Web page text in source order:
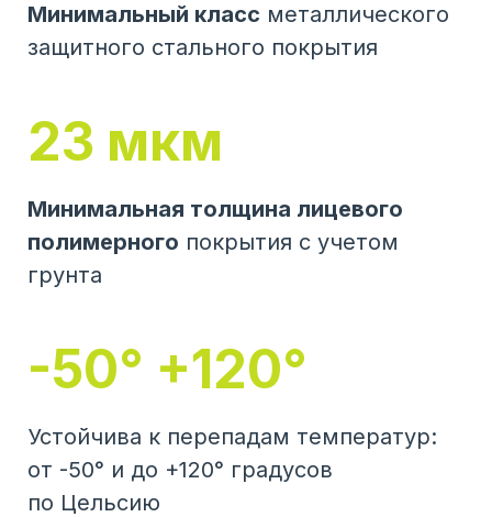
Минимальный класс металлического
защитного стального покрытия
23 мкм
Минимальная толщина лицевого
полимерного покрытия с учетом
грунта
-50° +120°
Устойчива к перепадам температур:
от -50° и до +120° градусов
по Цельсию